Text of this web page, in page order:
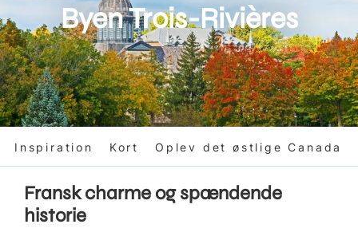
Byen Trois-Rivières
Inspiration Kort Oplev det østlige Canada
Fransk charme og spændende
historie